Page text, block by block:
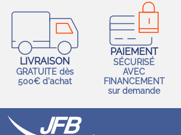
LIVRAISON
GRATUITE dès
500€ d'achat
PAIEMENT
SÉCURISÉ
AVEC
FINANCEMENT
sur demande